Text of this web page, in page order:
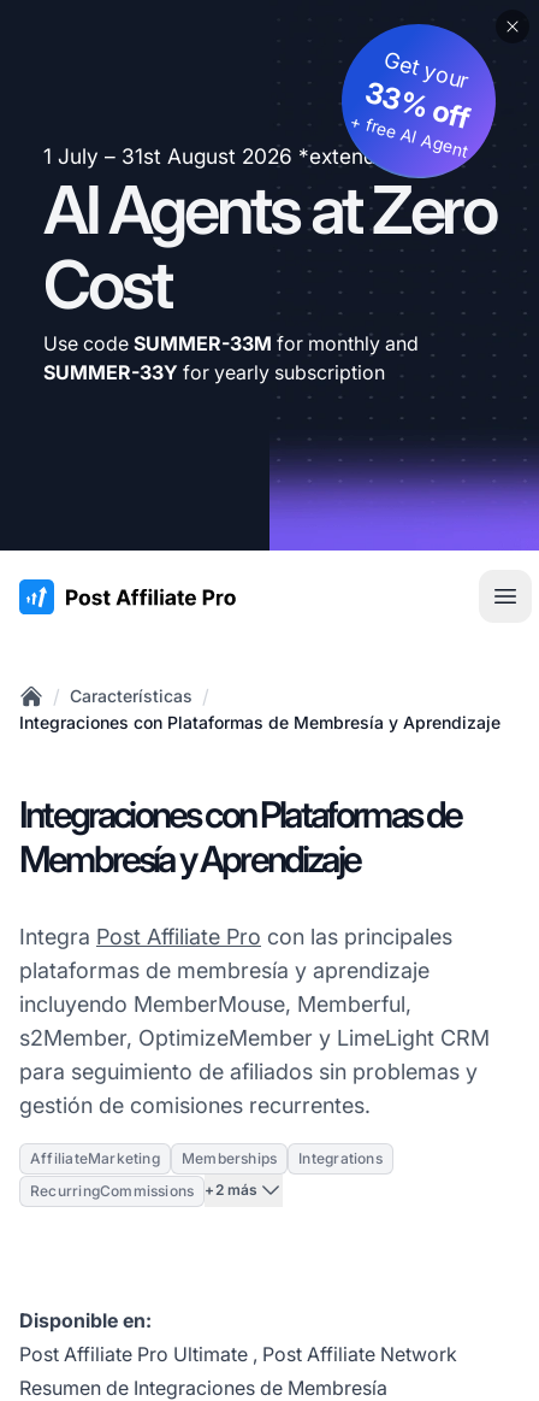
1 July – 31st August 2026 *extended
AI Agents at Zero
Cost
Get your
33% off
+ free AI Agent
Use code SUMMER-33M for monthly and
SUMMER-33Y for yearly subscription
:site.title
Home
/ Características /
Integraciones con Plataformas de Membresía y Aprendizaje
Integraciones con Plataformas de
Membresía y Aprendizaje
Integra Post Affiliate Pro con las principales
plataformas de membresía y aprendizaje
incluyendo MemberMouse, Memberful,
s2Member, OptimizeMember y LimeLight CRM
para seguimiento de afiliados sin problemas y
gestión de comisiones recurrentes.
AffiliateMarketing Memberships
Integrations
RecurringCommissions
+2 más
Disponible en:
Post Affiliate Pro Ultimate , Post Affiliate Network
Resumen de Integraciones de Membresía